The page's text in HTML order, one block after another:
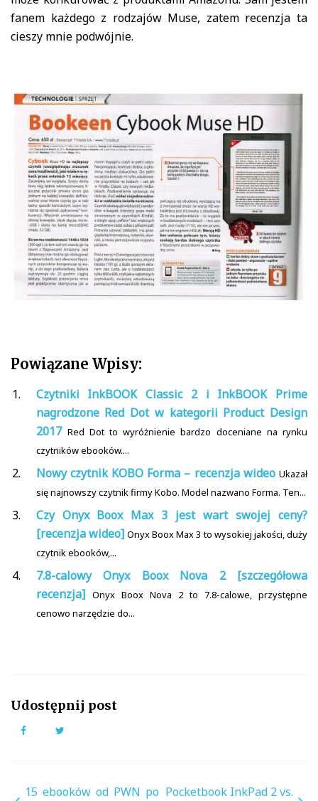
fanem każdego z rodzajów Muse, zatem recenzja ta
cieszy mnie podwójnie.
Powiązane Wpisy:
Czytniki InkBOOK Classic 2 i InkBOOK Prime
nagrodzone Red Dot w kategorii Product Design
2017 Red Dot to wyróżnienie bardzo doceniane na rynku
czytników ebooków....
Nowy czytnik KOBO Forma – recenzja wideo Ukazał
się najnowszy czytnik firmy Kobo. Model nazwano Forma. Ten...
Czy Onyx Boox Max 3 jest wart swojej ceny?
[recenzja wideo] Onyx Boox Max 3 to wysokiej jakości, duży
czytnik ebooków,...
7.8-calowy Onyx Boox Nova 2 [szczegółowa
recenzja] Onyx Boox Nova 2 to 7.8-calowe, przystępne
cenowo narzędzie do...
Udostępnij post
Facebook
Nawigacja
15 ebooków od PWN po Pocketbook InkPad 2 vs.